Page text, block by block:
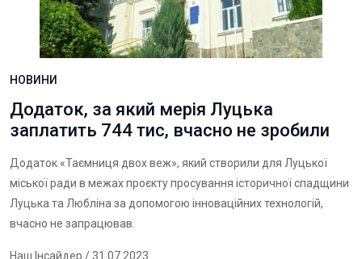
НОВИНИ
Додаток, за який мерія Луцька
заплатить 744 тис, вчасно не зробили
Додаток «Таємниця двох веж», який створили для Луцької
міської ради в межах проєкту просування історичної спадщини
Луцька та Любліна за допомогою інноваційних технологій,
вчасно не запрацював.
Наш Інсайдер / 31.07.2023